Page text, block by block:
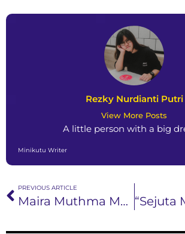
Rezky Nurdianti Putri
View More Posts
A little person with a big
Minikutu Writer
PREVIOUS ARTICLE
Maira Muthma Merilis Singel Terbaru “Salah Waktu”, Beri Pesan Jangan Buru Buru Jatuh Cinta